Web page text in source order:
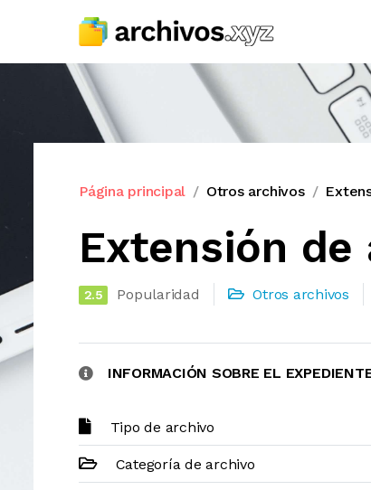
Página principal Otros archivos
Extensión de
2.5 Popularidad Otros archivos
INFORMACIÓN SOBRE EL
Tipo de archivo
Categoría de archivo